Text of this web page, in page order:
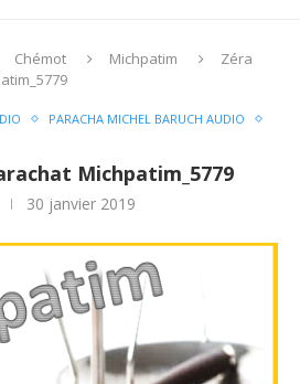
Chémot Michpatim
Zéra
PARACHA MICHEL BARUCH AUDIO
Michpatim_5779
30 janvier 2019